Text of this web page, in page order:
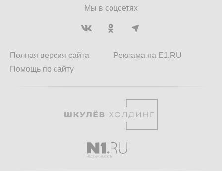
Мы в соцсетях
Полная версия сайта
Помощь по сайту
Реклама на E1.RU